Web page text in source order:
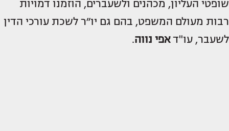
שופטי העליון, מכהנים ולשעברים, הוזמנו דמויות
רבות מעולם המשפט, בהם גם יו״ר לשכת עורכי הדין
לשעבר, עו"דאפי נווה.